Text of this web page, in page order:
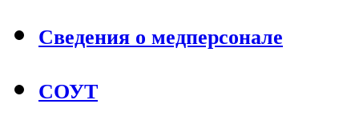
Сведения о медперсонале
СОУТ